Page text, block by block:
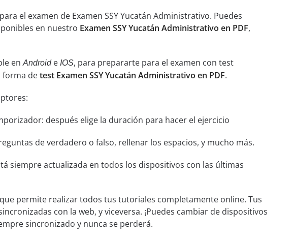
el examen de Examen SSY Yucatán Administrativo. Puedes
en nuestro Examen SSY Yucatán Administrativo en PDF,
enAndroide IOS, para prepararte para el examen con test
forma detest Examen SSY Yucatán Administrativo en PDF.
después elige la duración para hacer el ejercicio
de verdadero o falso, rellenar los espacios, y mucho más.
siempre actualizada en todos los dispositivos con las últimas
permite realizar todos tus tutoriales completamente online. Tus
con la web, y viceversa. ¡Puedes cambiar de dispositivos
sincronizado y nunca se perderá.